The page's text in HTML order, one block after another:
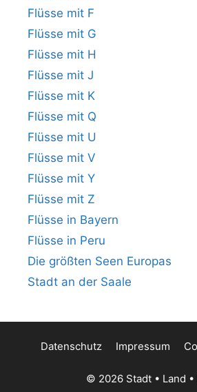
Flüsse mit F
Flüsse mit G
Flüsse mit H
Flüsse mit J
Flüsse mit K
Flüsse mit Q
Flüsse mit U
Flüsse mit V
Flüsse mit Y
Flüsse mit Z
Flüsse in Bayern
Flüsse in Peru
Die größten Seen Europas
Stadt an der Saale
Datenschutz Impressum
© 2026 Stadt • Land •